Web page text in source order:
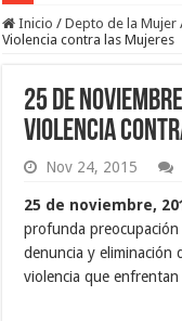
Inicio / Depto de la Mujer
Violencia contra las Mujeres
25 de
Violencia
Nov 24, 2015
25 de noviembre,
profunda preocupación
denuncia y eliminación
violencia que